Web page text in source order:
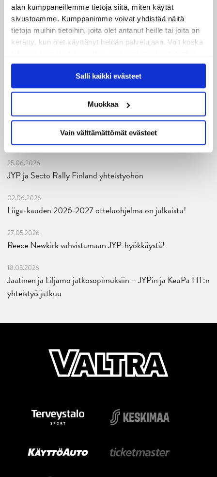
alan kumppaneillemme tietoja siitä, miten käytät
sivustoamme. Kumppanimme voivat yhdistää näitä
tietoja muihin tietoihin, joita olet antanut heille tai joita on
kerätty, kun olet käyttänyt heidän palvelujaan. Voit koska
käytöstäEvästeet-sivultamme.
Salli kaikki evästeet
Muokkaa
Vain välttämättömät evästeet
JYPin kapteenisto Liiga-kauteen 2026–2027 on nimetty
04.08.2026
Joukkueen yhteisharjoitukset ovat alkaneet – ensimmäinen
mittari luvassa jo heti viikonloppuna Tampere Cupissa!
JYPin harjoitusottelut tulevalle 2026-2027 kaudelle on
Ruotsalaishyökkääjä Arvid Costmar JYPiin
25.06.2026
JYP ja Secto Rally Finland yhteistyöhön
02.06.2026
Liiga-kauden 2026-2027 otteluohjelma on julkaistu!
27.05.2026
Reece Newkirk vahvistamaan JYP-hyökkäystä!
18.05.2026
Jaatinen ja Liljamo jatkosopimuksiin – JYPin ja KeuPa HT:n
yhteistyö jatkuu